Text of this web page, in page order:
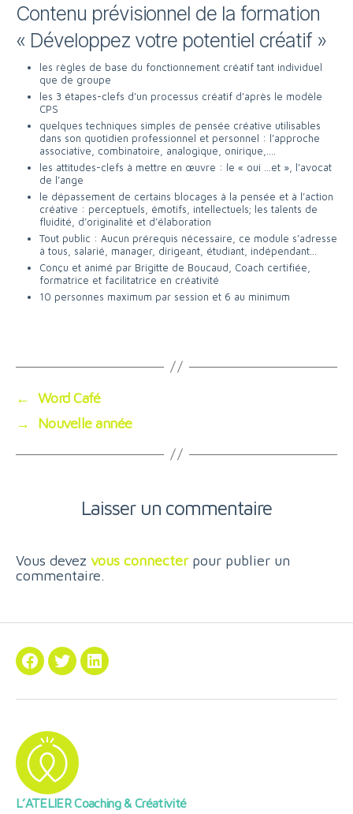
Contenu prévisionnel de la formation
« Développez votre potentiel créatif »
les règles de base du fonctionnement créatif tant individuel
que de groupe
les 3 étapes-clefs d’un processus créatif d’après le modèle
CPS
quelques techniques simples de pensée créative utilisables
dans son quotidien professionnel et personnel : l’approche
associative, combinatoire, analogique, onirique,….
les attitudes-clefs à mettre en œuvre : le « oui …et », l’avocat
de l’ange
le dépassement de certains blocages à la pensée et à l’action
créative : perceptuels, émotifs, intellectuels; les talents de
fluidité, d’originalité et d’élaboration
Tout public : Aucun prérequis nécessaire, ce module s’adresse
à tous, salarié, manager, dirigeant, étudiant, indépendant…
Conçu et animé par Brigitte de Boucaud, Coach certifiée,
formatrice et facilitatrice en créativité
10 personnes maximum par session et 6 au minimum
←
Word Café
→
Nouvelle année
Laisser un commentaire
Vous devez vous connecterpour publier un
commentaire.
Facebook
TwitterLinkedin
L’ATELIER Coaching & Créativité